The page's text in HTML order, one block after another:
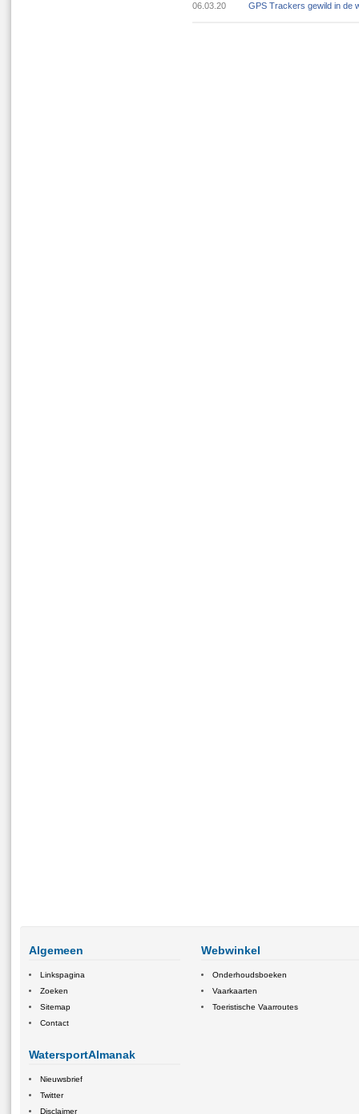
06.03.20
GPS Trackers gewild in de
Algemeen
Linkspagina
Zoeken
Sitemap
Contact
WatersportAlmanak
Nieuwsbrief
Twitter
Disclaimer
Webwinkel
Onderhoudsboeken
Vaarkaarten
Toeristische Vaarroutes